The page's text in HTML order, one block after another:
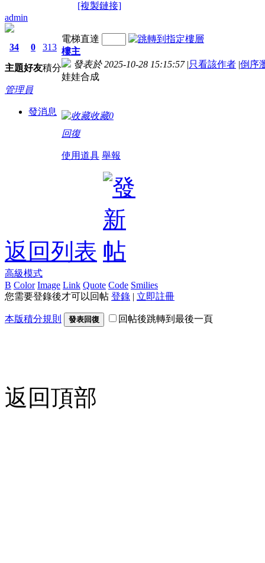
[複製鏈接]
admin
34
主題
0
好友
313
積分
管理員
發消息
電梯直達
樓主
發表於 2025-10-28 15:15:57 |只看該作者 |倒序
娃娃合成
收藏0
回復
使用道具 舉報
返回列表
高級模式
B Color Image Link Quote Code Smilies
您需要登錄後才可以回帖 登錄 | 立即註冊
本版積分規則 發表回復 回帖後跳轉到最後一頁
返回頂部